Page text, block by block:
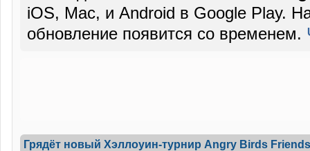
iOS, Mac, и Android в Google Play.
обновление появится со временем.
Грядёт новый Хэллоуин-турнир Angry Birds Friends